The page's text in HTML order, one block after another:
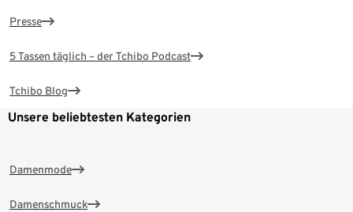
Presse
5 Tassen täglich – der Tchibo Podcast
Tchibo Blog
Unsere beliebtesten Kategorien
Damenmode
Damenschmuck